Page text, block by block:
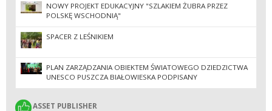
NOWY PROJEKT EDUKACYJNY "SZLAKIEM ŻUBRA PRZEZ
POLSKĘ WSCHODNIĄ"
SPACER Z LEŚNIKIEM
PLAN ZARZĄDZANIA OBIEKTEM ŚWIATOWEGO DZIEDZICTWA
UNESCO PUSZCZA BIAŁOWIESKA PODPISANY
ASSET PUBLISHER
ASSET PUBLISHER